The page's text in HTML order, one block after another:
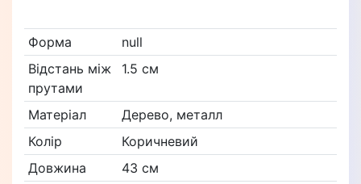
Форма
null
Відстань між
прутами
1.5 см
Матеріал
Дерево, металл
Колір
Коричневий
Довжина
43 см